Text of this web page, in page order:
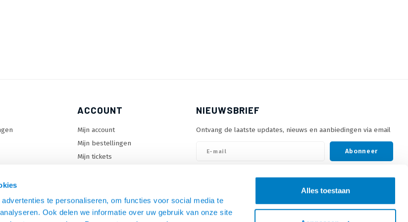
te personaliseren, om functies voor social media te
Ook delen we informatie over uw gebruik van onze site
Alles toestaan
ACCOUNT
Mijn account
Mijn bestellingen
Mijn tickets
NIEUWSBRIEF
Ontvang de laatste updates, nieuws en aanbiedingen via email
Abonneer